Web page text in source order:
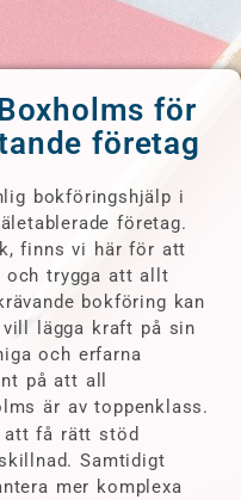
för
företag
bokföringshjälp i
företag.
finns vi här för att
och trygga att allt
bokföring kan
lägga kraft på sin
och erfarna
på att all
är av toppenklass.
att få rätt stöd
Samtidigt
mer komplexa